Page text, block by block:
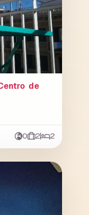
de
0 2 2